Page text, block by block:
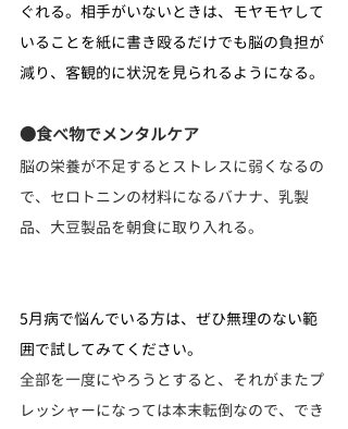
ぐれる。相手がいないときは、モヤモヤして
いることを紙に書き殴るだけでも脳の負担が
減り、客観的に状況を見られるようになる。
●食べ物でメンタルケア
脳の栄養が不足するとストレスに弱くなるの
で、セロトニンの材料になるバナナ、乳製
品、大豆製品を朝食に取り入れる。
5月病で悩んでいる方は、ぜひ無理のない範
囲で試してみてください。
全部を一度にやろうとすると、それがまたプ
レッシャーになっては本末転倒なので、でき